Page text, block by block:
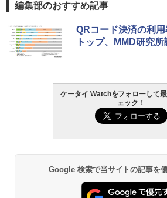
編集部のおすすめ記事
QRコード決済の利
トップ、MMD研究所
ケータイ Watchをフォローして
ェック！
Google 検索で当サイトの記事を